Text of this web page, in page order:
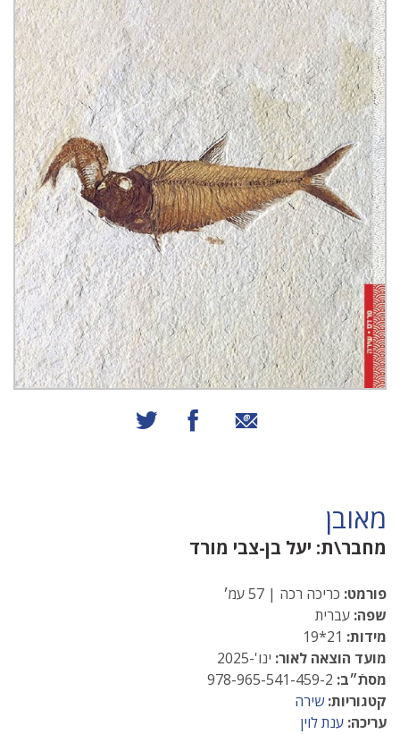
שיתוף באמצעות אימייל
שיתוף בפייסבוק
מאובן
מחבר\ת: יעל בן-צבי מורד
פורמט: כריכה רכה | 57 עמ׳
שפה: עברית
מידות:
מועד הוצאה לאור: ינו'-2025
מסתֿ״ב:
קטגוריות: שירה
עריכה: ענת לוין